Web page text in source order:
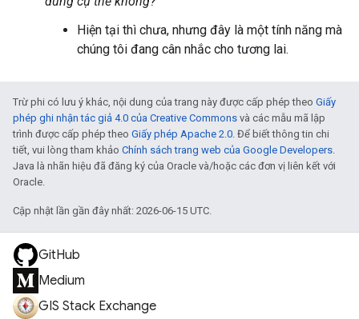
Hiện tại thì chưa, nhưng đây là một tính năng mà
chúng tôi đang cân nhắc cho tương lai.
Trừ phi có lưu ý khác, nội dung của trang này được cấp phép theo Giấy
phép ghi nhận tác giả 4.0 của Creative Commons và các mẫu mã lập
trình được cấp phép theo Giấy phép Apache 2.0. Để biết thông tin chi
tiết, vui lòng tham khảo Chính sách trang web của Google Developers.
Java là nhãn hiệu đã đăng ký của Oracle và/hoặc các đơn vị liên kết với
Oracle.
Cập nhật lần gần đây nhất: 2026-06-15 UTC.
GitHub
Medium
GIS Stack Exchange